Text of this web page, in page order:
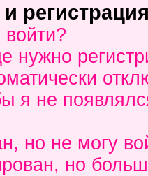
нужно
я не
но не могу
но